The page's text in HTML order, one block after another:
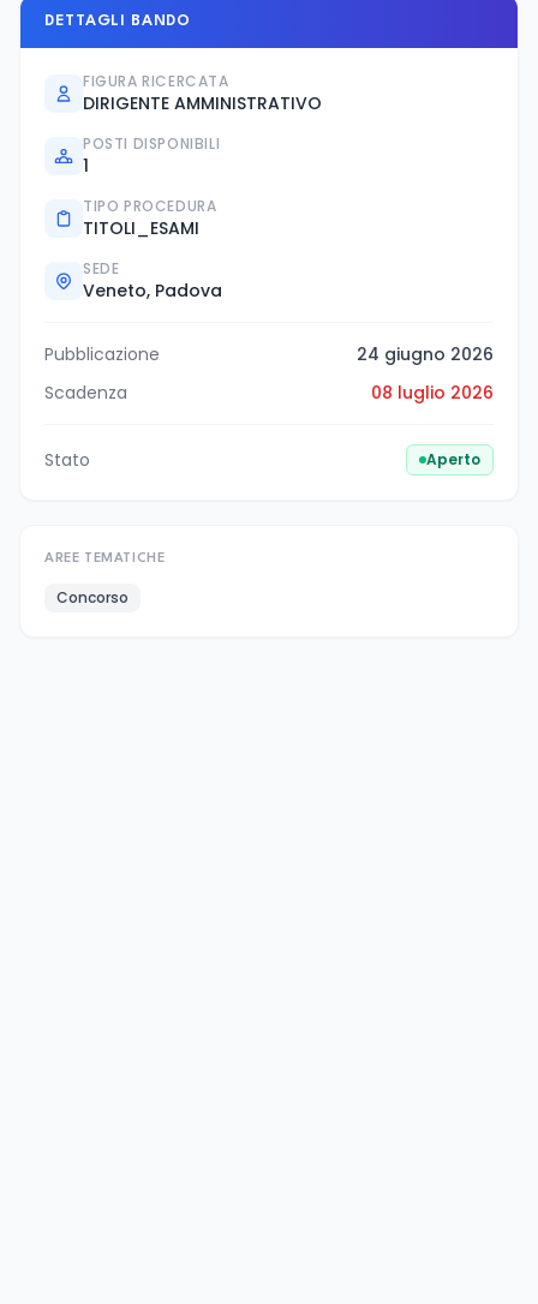
DETTAGLI BANDO
FIGURA RICERCATA
DIRIGENTE AMMINISTRATIVO
POSTI DISPONIBILI
1
TIPO PROCEDURA
TITOLI_ESAMI
SEDE
Veneto, Padova
Pubblicazione
24 giugno 2026
Scadenza
08 luglio 2026
Stato Aperto
AREE TEMATICHE
Concorso